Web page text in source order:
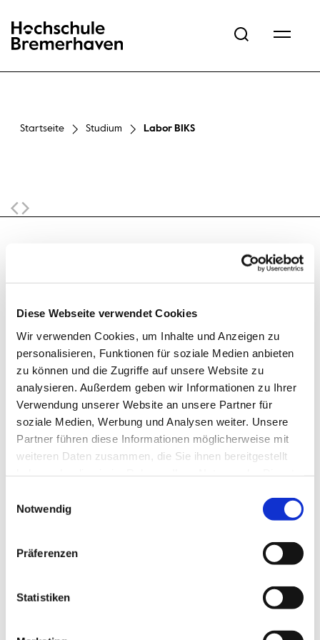
Diese Webseite verwendet Cookies
Wir verwenden Cookies, um Inhalte und Anzeigen zu
personalisieren, Funktionen für soziale Medien anbieten
zu können und die Zugriffe auf unsere Website zu
analysieren. Außerdem geben wir Informationen zu Ihrer
Verwendung unserer Website an unsere Partner für
soziale Medien, Werbung und Analysen weiter. Unsere
Partner führen diese Informationen möglicherweise mit
weiteren Daten zusammen, die Sie ihnen bereitgestellt
Notwendig
Präferenzen
Statistiken
Hochschule Bremerhaven
Startseite Studium Labor BIKS
Labor für Betriebliche Informations- und
Haus S,
Raum 5.01
Leitung: Prof. Dr. Claas Legenhausen
Unterstützung von Geschäftsprozessen in Unternehmen
kennenzulernen und eigene Erfahrungen damit zu
sammeln.
Es verfügt über 24 moderne, untereinander vernetzte
Rechnerarbeitsplätze und ein komplettes
Präsentationsmodul.
Labormitarbeiterin:Dipl.-Inform. (FH) Gabriele Rüscher